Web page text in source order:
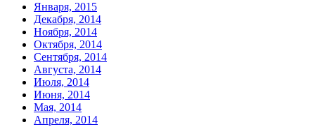
Января, 2015
Декабря, 2014
Ноября, 2014
Октября, 2014
Сентября, 2014
Августа, 2014
Июля, 2014
Июня, 2014
Мая, 2014
Апреля, 2014